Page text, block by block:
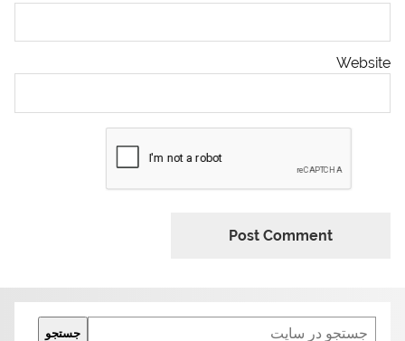
Website
Search
جستجو